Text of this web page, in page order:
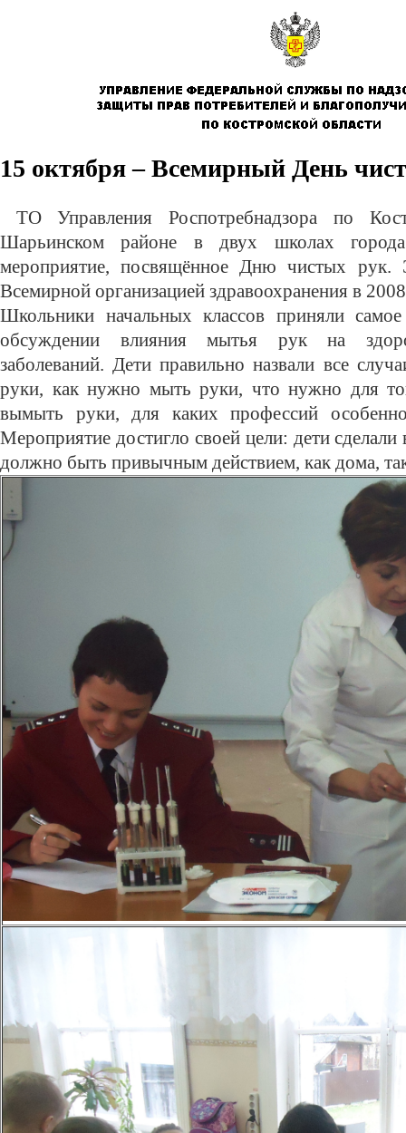
15 октября – Всемирный День
ТО Управления Роспотребнадзора по
Шарьинском районе в двух школах
мероприятие, посвящённое Дню чистых рук.
Всемирной организацией здравоохранения в
Школьники начальных классов приняли
обсуждении влияния мытья рук на
заболеваний. Дети правильно назвали все
руки, как нужно мыть руки, что нужно для
вымыть руки, для каких профессий
Мероприятие достигло своей цели: дети
должно быть привычным действием, как дома,